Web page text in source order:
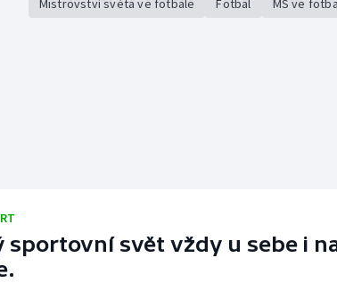
Mistrovství světa ve fotbale Fotbal MS ve
sportovní svět vždy u sebe i